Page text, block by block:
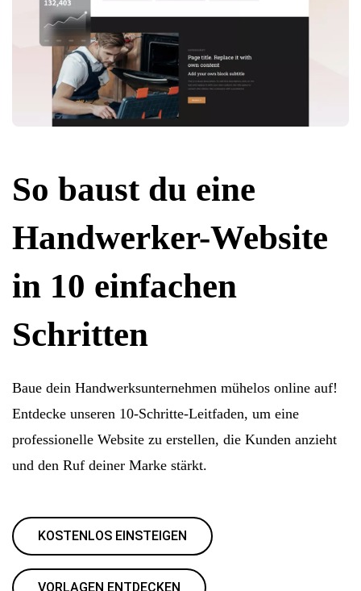
So baust du eine
Handwerker-Website
in 10 einfachen
Schritten
Baue dein Handwerksunternehmen mühelos online auf!
Entdecke unseren 10-Schritte-Leitfaden, um eine
professionelle Website zu erstellen, die Kunden anzieht
und den Ruf deiner Marke stärkt.
KOSTENLOS EINSTEIGEN
VORLAGEN ENTDECKEN